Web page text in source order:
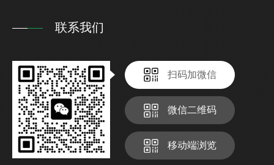
联系我们
扫码加微信
微信二维码
移动端浏览